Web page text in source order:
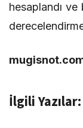
hesaplandı ve
İlgili Yazılar: